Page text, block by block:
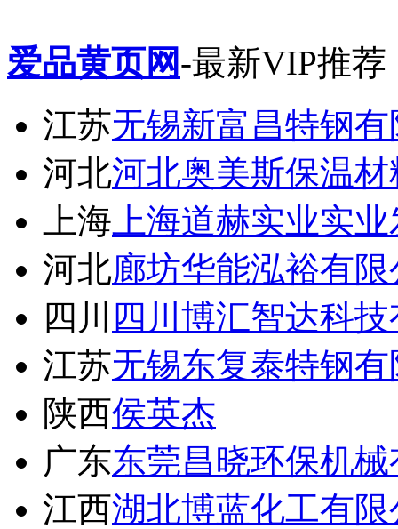
爱品黄页网-最新VIP推荐
江苏无锡新富昌特钢
河北河北奥美斯保温
上海 上海道赫实业实
河北廊坊华能泓裕有
四川 四川博汇智达科
江苏无锡东复泰特钢
陕西侯英杰
广东东莞昌晓环保机
江西湖北博蓝化工有